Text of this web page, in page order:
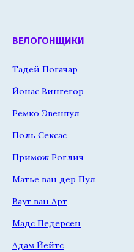
ВЕЛОГОНЩИКИ
Тадей Погачар
Йонас Вингегор
Ремко Эвенпул
Поль Сексас
Примож Роглич
Матье ван дер Пул
Ваут ван Арт
Мадс Педерсен
Адам Йейтс